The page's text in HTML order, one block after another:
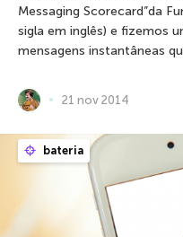
Messaging Scorecard”da
sigla em inglês) e fizemos
mensagens instantâneas
21 nov 2014
bateria